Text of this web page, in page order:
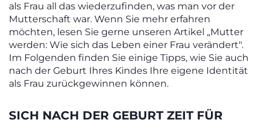
als Frau all das wiederzufinden, was man vor der
Mutterschaft war. Wenn Sie mehr erfahren
möchten, lesen Sie gerne unseren Artikel „Mutter
werden: Wie sich das Leben einer Frau verändert".
Im Folgenden finden Sie einige Tipps, wie Sie auch
nach der Geburt Ihres Kindes Ihre eigene Identität
als Frau zurückgewinnen können.
SICH NACH DER GEBURT ZEIT FÜR